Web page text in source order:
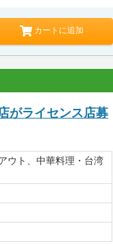
カートに追加
がライセンス店募
ウト、中華料理・台湾